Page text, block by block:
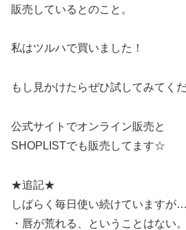
販売しているとのこと。
私はツルハで買いました！
もし見かけたらぜひ試してみてく
公式サイトでオンライン販売と
SHOPLISTでも販売してます☆
★追記★
しばらく毎日使い続けていますが…
・唇が荒れる、ということはない。